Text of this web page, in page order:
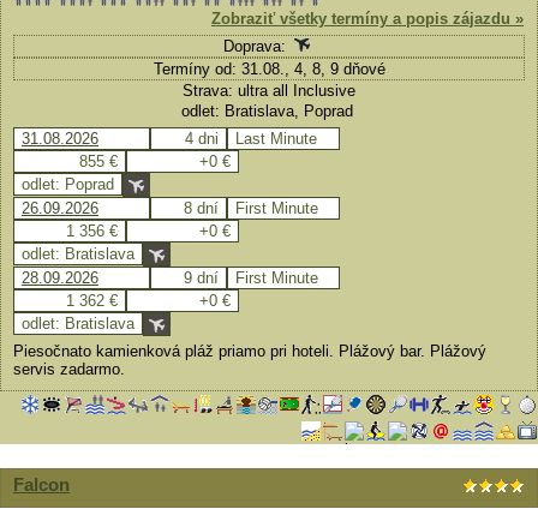
Zobraziť všetky termíny a popis zájazdu »
Doprava:
Termíny od: 31.08., 4, 8, 9 dňové
Strava: ultra all Inclusive
odlet: Bratislava, Poprad
31.08.2026
4 dni
Last Minute
855 €
+0 €
odlet: Poprad
26.09.2026
8 dní
First Minute
1 356 €
+0 €
odlet: Bratislava
28.09.2026
9 dní
First Minute
1 362 €
+0 €
odlet: Bratislava
Piesočnato kamienková pláž priamo pri hoteli. Plážový bar. Plážový
servis zadarmo.
Falcon